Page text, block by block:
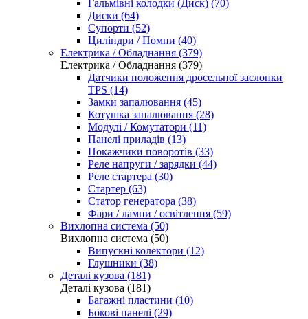
Гальмівні колодки (Диск) (70)
Диски (64)
Супорти (52)
Циліндри / Помпи (40)
Електрика / Обладнання (379)
Електрика / Обладнання (379)
Датчики положення дросельної заслонки
TPS (14)
Замки запалювання (45)
Котушка запалювання (28)
Модулі / Комутатори (11)
Панелі приладів (13)
Покажчики поворотів (33)
Реле напруги / зарядки (44)
Реле стартера (30)
Стартер (63)
Статор генератора (38)
Фари / лампи / освітлення (59)
Вихлопна система (50)
Вихлопна система (50)
Випускні колектори (12)
Глушники (38)
Деталі кузова (181)
Деталі кузова (181)
Багажні пластини (10)
Бокові панелі (29)